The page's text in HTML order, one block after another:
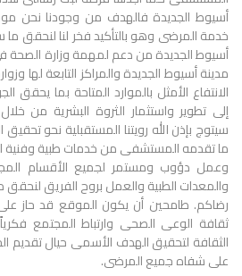
أسيوط الجديدة فالهدف من وجودنا
خدمة المرضى وهو بالتأكيد فخر لنا لنحقق
أسيوط الجديدة من دعم لمهمة وزارة
مدينة أسيوط الجديدة والمراكز التابعة لها
الانتفاع الأمثل بالموارد المتاحة بما
إلى تطوير واستثمار الثروة البشرية من
سيتوج بإذن الله رويتنا المستقبلية نحو
ما تقدمه المستشفى من خدمات طبية وفنية
وعمل دؤوب ومستمر لجميع الأقسام
والمعدات الطبية والعمل بروح الفريق لنحقق
رضاكم. طامحين أن يكون الموقع قد حاز
ثقافة الوعى الصحى وارتباط المجتمع فكرياً
الثقافة لتحقيق الهدف الأسمى حيال تقديم
على شفاه جميع المرضى.